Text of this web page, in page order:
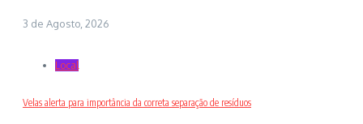
3 de Agosto, 2026
Local
Velas alerta para importância da correta separação de resíduos